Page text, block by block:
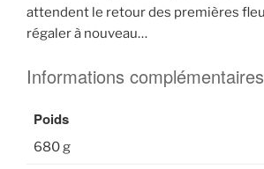
attendent le retour des premières
régaler à nouveau…
Informations complémentaires
Poids
680 g